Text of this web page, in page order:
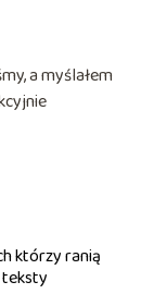
a myślałem
którzy ranią